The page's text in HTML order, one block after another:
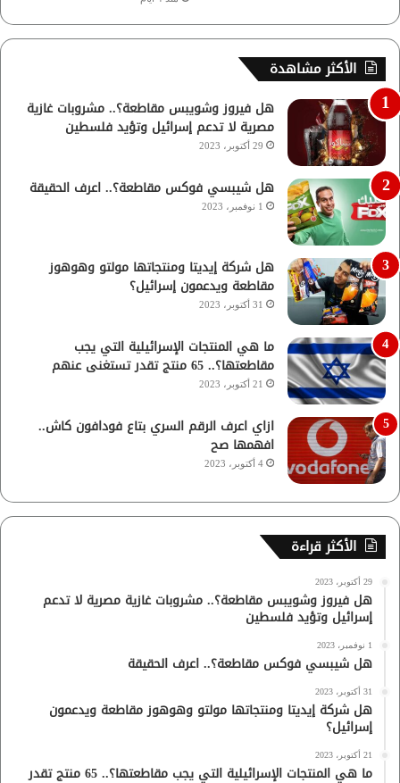
الأكثر مشاهدة
هل فيروز وشويبس مقاطعة؟.. مشروبات غازية
مصرية لا تدعم إسرائيل وتؤيد فلسطين
29 أكتوبر، 2023
هل شيبسي فوكس مقاطعة؟.. اعرف الحقيقة
1 نوفمبر، 2023
هل شركة إيديتا ومنتجاتها مولتو وهوهوز
مقاطعة ويدعمون إسرائيل؟
31 أكتوبر، 2023
ما هي المنتجات الإسرائيلية التي يجب
مقاطعتها؟.. 65 منتج تقدر تستغنى عنهم
21 أكتوبر، 2023
ازاي اعرف الرقم السري بتاع فودافون كاش..
افهمها صح
4 أكتوبر، 2023
الأكثر قراءة
29 أكتوبر، 2023
هل فيروز وشويبس مقاطعة؟.. مشروبات غازية مصرية لا تدعم
إسرائيل وتؤيد فلسطين
1 نوفمبر، 2023
هل شيبسي فوكس مقاطعة؟.. اعرف الحقيقة
31 أكتوبر، 2023
هل شركة إيديتا ومنتجاتها مولتو وهوهوز مقاطعة ويدعمون
إسرائيل؟
21 أكتوبر، 2023
ما هي المنتجات الإسرائيلية التي يجب مقاطعتها؟.. 65 منتج تقدر